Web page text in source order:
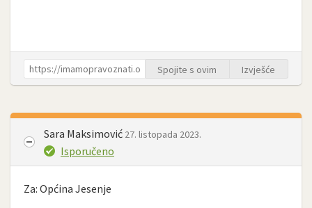
Spojite s ovim Izvješće
Sara Maksimović 27. listopada 2023.
Isporučeno
Za: Općina Jesenje